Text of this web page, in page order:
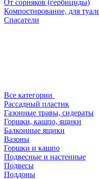
От сорняков (гербициды)
Компостирование, для
Спасатели
Все категории
Рассадный пластик
Газонные травы, сидераты
Горшки, кашпо, ящики
Балконные ящики
Вазоны
Горшки и кашпо
Подвесные и настенные
Подвесы
Поддоны